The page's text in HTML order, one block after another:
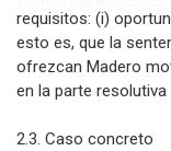
requisitos: (i)
esto es, que la
ofrezcan Madero
en la parte resolutiva
2.3. Caso concreto